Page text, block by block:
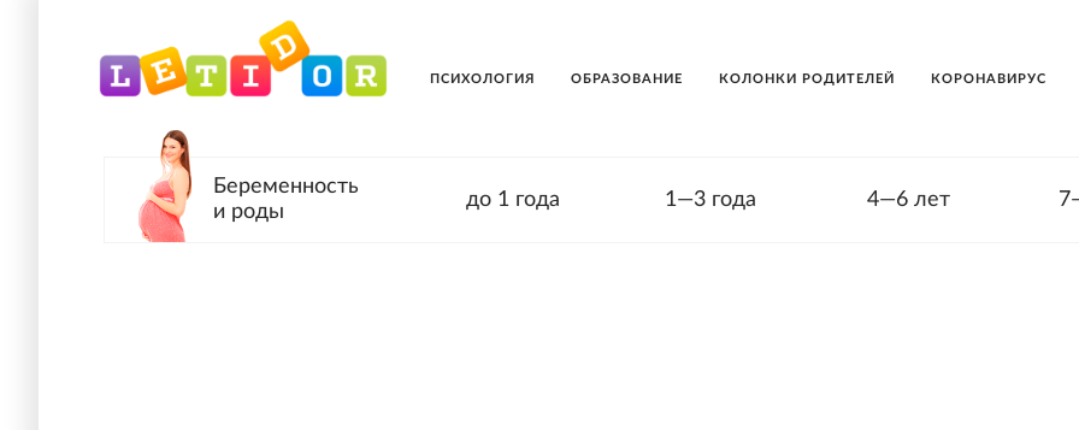
ПСИХОЛОГИЯ ОБРАЗОВАНИЕ КОЛОНКИ РОДИТЕЛЕЙ КОРОНАВИРУС
Беременность
и роды
до 1 года 1—3 года 4—6 лет